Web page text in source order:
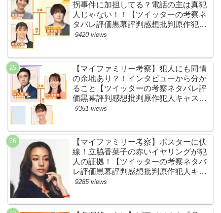
拐事件に加担してる？電話の主は真犯
人じゃない！！【ツイッターの考察ネ
タバレ評価黒幕評判感想批判原作犯人
キャスト脚本あらすじ伏線まとめ】
9420 views
【マイファミリー考察】犯人にも同情
の余地あり？！インタビューから分か
ること【ツイッターの考察ネタバレ評
価黒幕評判感想批判原作犯人キャスト
脚本あらすじ伏線まとめ】
9351 views
【マイファミリー考察】ポスターに伏
線！立脇香菜子の赤いイヤリングが犯
人の証拠！【ツイッターの考察ネタバ
レ評価黒幕評判感想批判原作犯人キャ
スト脚本あらすじ伏線まとめ・高橋メ
9285 views